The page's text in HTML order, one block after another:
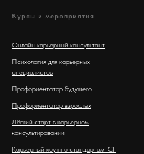
Курсы и мероприятия
Онлайн карьерный консультант
Психология для карьерных
специалистов
Профориентатор будущего
Профориентатор взрослых
Лёгкий старт в карьерном
консультировании
Карьерный коуч по стандартам ICF